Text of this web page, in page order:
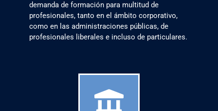
demanda de formación para multitud de
profesionales, tanto en el ámbito corporativo,
como en las administraciones públicas, de
profesionales liberales e incluso de particulares.